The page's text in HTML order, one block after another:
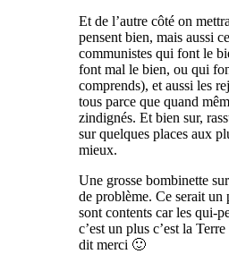
Et de l’autre côté on
pensent bien, mais aussi
communistes qui font le
font mal le bien, ou qui
comprends), et aussi les
tous parce que quand
zindignés. Et bien sur,
sur quelques places aux
mieux.
Une grosse bombinette
de problème. Ce serait un
sont contents car les qui-
c’est un plus c’est la
dit merci 🙂